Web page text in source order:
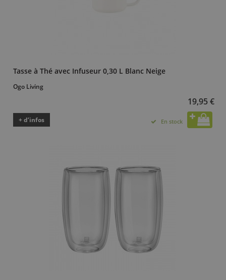
Tasse à Thé avec Infuseur 0,30 L Blanc Neige
Ogo Living
19,95 €
+ d’infos En stock